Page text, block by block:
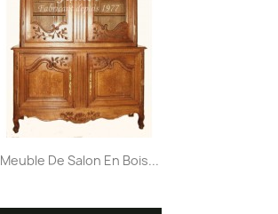
Meuble De Salon En Bois...